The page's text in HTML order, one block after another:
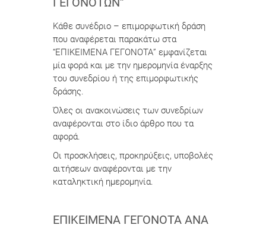
Κάθε συνέδριο – επιμορφωτική δράση
που αναφέρεται παρακάτω στα
“ΕΠΙΚΕΙΜΕΝΑ ΓΕΓΟΝΟΤΑ” εμφανίζεται
μία φορά και με την ημερομηνία έναρξης
του συνεδρίου ή της επιμορφωτικής
δράσης.
Όλες οι ανακοινώσεις των συνεδρίων
αναφέρονται στο ίδιο άρθρο που τα
αφορά.
Οι προσκλήσεις, προκηρύξεις, υποβολές
αιτήσεων αναφέρονται με την
καταληκτική ημερομηνία.
ΕΠΙΚΕΊΜΕΝΑ ΓΕΓΟΝΌΤΑ ΑΝΆ